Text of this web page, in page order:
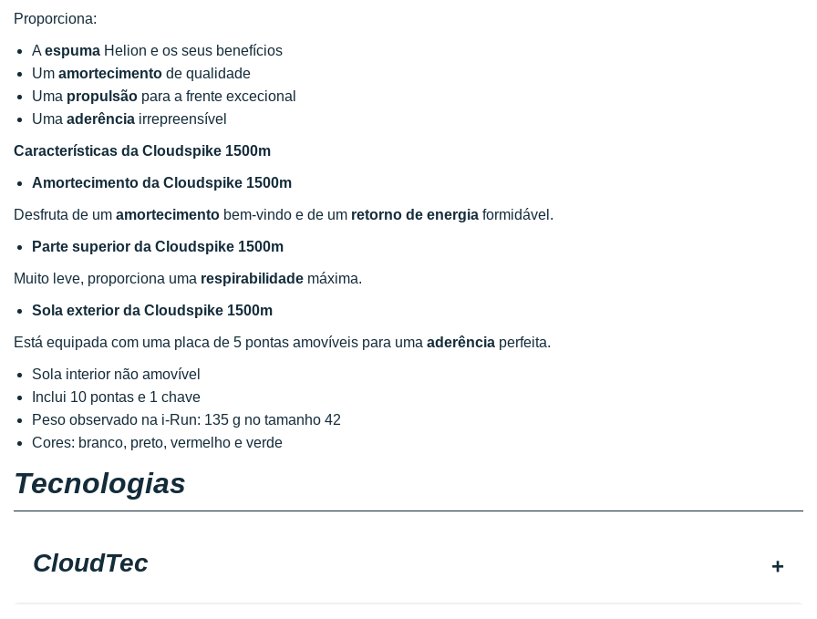
Proporciona:
A espuma Helion e os seus benefícios
Um amortecimento de qualidade
Uma propulsão para a frente excecional
Uma aderência irrepreensível
Características da Cloudspike 1500m
Amortecimento da Cloudspike 1500m
Desfruta de um amortecimento bem-vindo e de um retorno de energia formidável.
Parte superior da Cloudspike 1500m
Muito leve, proporciona uma respirabilidade máxima.
Sola exterior da Cloudspike 1500m
Está equipada com uma placa de 5 pontas amovíveis para uma aderência perfeita.
Sola interior não amovível
Inclui 10 pontas e 1 chave
Peso observado na i-Run: 135 g no tamanho 42
Cores: branco, preto, vermelho e verde
Tecnologias
CloudTec